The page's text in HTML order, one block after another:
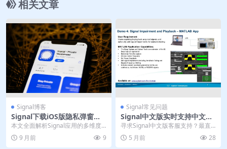
相关文章
Signal博客
Signal下载iOS版隐私弹窗｜
官网合规设置
本文全面解析Signal应用的多维度
优势，重点阐述iOS版隐私弹窗在合
规与用户信...
9 月前 9
Signal常见问题
Signal中文版实时支持中文客
服响应渠道
寻求Signal中文版客服支持？最直
接的官方渠道是通过应用内“帮助”功
能提交请求...
5 月前 28